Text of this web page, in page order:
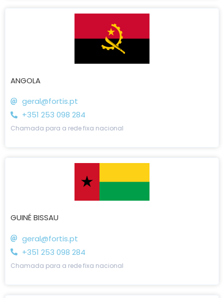
ANGOLA
geral@fortis.pt
+351 253 098 284
Chamada para a rede fixa nacional
GUINÉ BISSAU
geral@fortis.pt
+351 253 098 284
Chamada para a rede fixa nacional